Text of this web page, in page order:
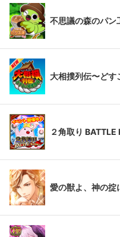
不思議の森のパン
大相撲列伝〜どす
２角取り BATTLE
愛の獣よ、神の掟